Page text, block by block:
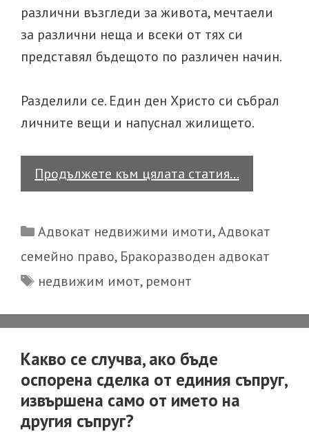
различни възгледи за живота, мечтаели
за различни неща и всеки от тях си
представял бъдещото по различен начин.
Разделили се. Един ден Христо си събрал
личните вещи и напуснал жилището.
Продължете към цялата статия…
какво
за
имот?
Categories
Адвокат недвижими имоти,Адвокат
семейно право, Бракоразводен адвокат
Tags
недвижим имот, ремонт
Какво се случва, ако бъде
оспорена сделка от единия съпруг,
извършена само от името на
другия съпруг?